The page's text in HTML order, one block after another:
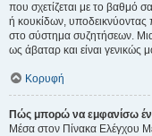
που σχετίζεται με το βαθμό
ή κουκίδων, υποδεικνύοντας
στο σύστημα συζητήσεων.
ως άβαταρ και είναι γενικώς
Κορυφή
Πώς μπορώ να εμφανίσω
Μέσα στον Πίνακα Ελέγχου